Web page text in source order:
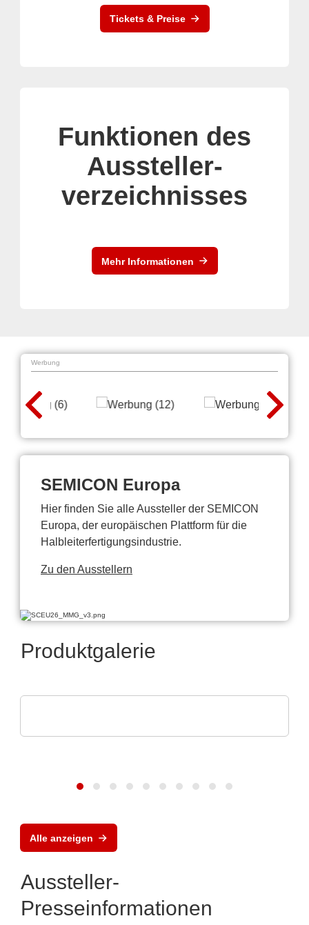
Tickets & Preise
Funktionen des
Aussteller-
verzeichnisses
Mehr Informationen
Werbung
SEMICON Europa
Hier finden Sie alle Aussteller der SEMICON
Europa, der europäischen Plattform für die
Halbleiterfertigungsindustrie.
Zu den Ausstellern
Produktgalerie
Alle anzeigen
Aussteller-
Presseinformationen